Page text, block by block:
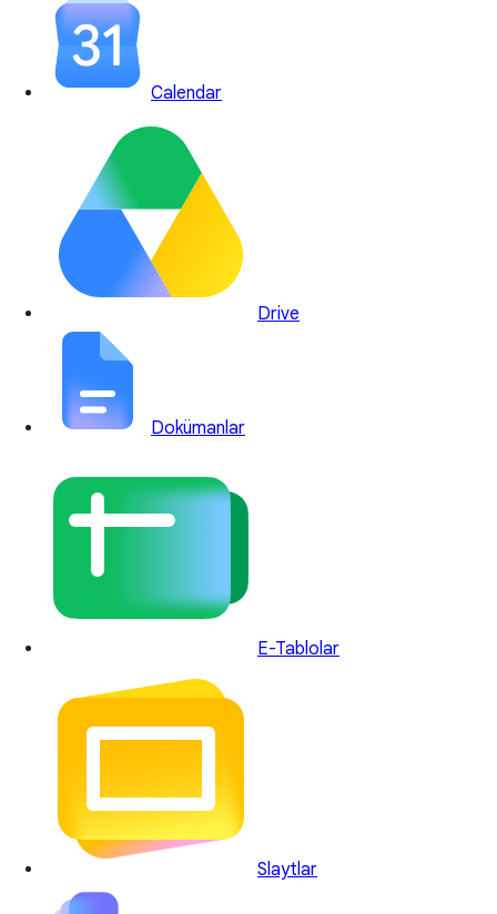
Calendar
Drive
Dokümanlar
E-Tablolar
Slaytlar